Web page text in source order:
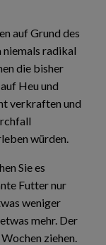
auf Grund des
radikal
die bisher
Heu und
verkraften und
würden.
Sie es
Futter nur
weniger
mehr. Der
ziehen.